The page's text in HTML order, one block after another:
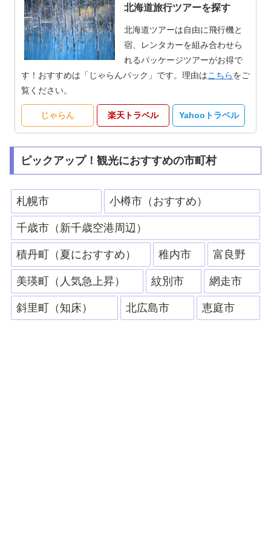
北海道旅行ツアーを探す
北海道ツアーは自由に飛行機と
宿、レンタカーを組み合わせら
れるパッケージツアーがお得で
す！おすすめは「じゃらんパック」です。理由はこちらをご
覧ください。
じゃらん 楽天トラベル Yahooトラベル
ピックアップ！観光におすすめの市町村
札幌市 小樽市（おすすめ）
千歳市（新千歳空港周辺）
積丹町（夏におすすめ） 稚内市 富良野
美瑛町（人気急上昇） 紋別市 網走市
斜里町（知床） 北広島市 恵庭市